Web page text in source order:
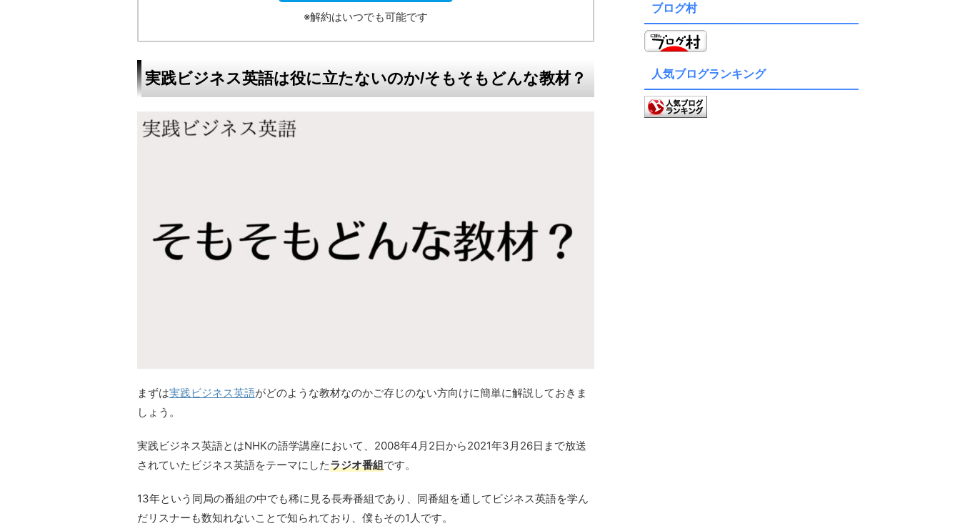
※解約はいつでも可能です
実践ビジネス英語は役に立たないのか/そもそもどんな教材？
まずは実践ビジネス英語がどのような教材なのかご存じのない方向けに簡単に解説しておきま
しょう。
実践ビジネス英語とはNHKの語学講座において、2008年4月2日から2021年3月26日まで放送
されていたビジネス英語をテーマにしたラジオ番組です。
13年という同局の番組の中でも稀に見る長寿番組であり、同番組を通してビジネス英語を学ん
だリスナーも数知れないことで知られており、僕もその1人です。
ブログ村
人気ブログランキング